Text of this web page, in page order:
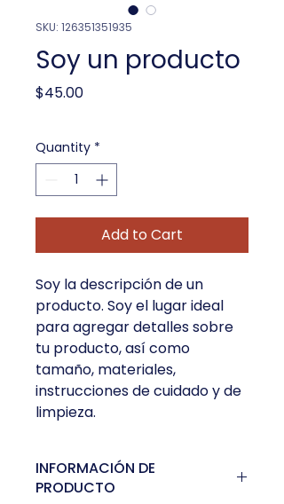
SKU: 126351351935
Soy un producto
$45.00Price
Quantity *
Add to Cart
Soy la descripción de un
producto. Soy el lugar ideal
para agregar detalles sobre
tu producto, así como
tamaño, materiales,
instrucciones de cuidado y de
limpieza.
INFORMACIÓN DE
PRODUCTO